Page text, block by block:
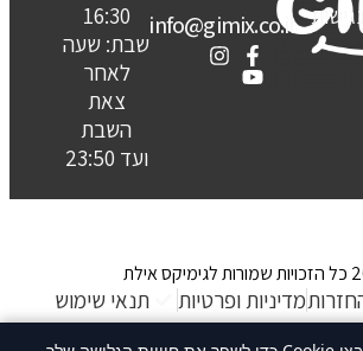
נגישות info@gimix.co.il
16:30
שבת: שעה
לאחר
צאת
השבת
ועד 23:50
מדיניות ופרטיות תנאי שימוש
האתר נבנה ע״ קשת סטודיו